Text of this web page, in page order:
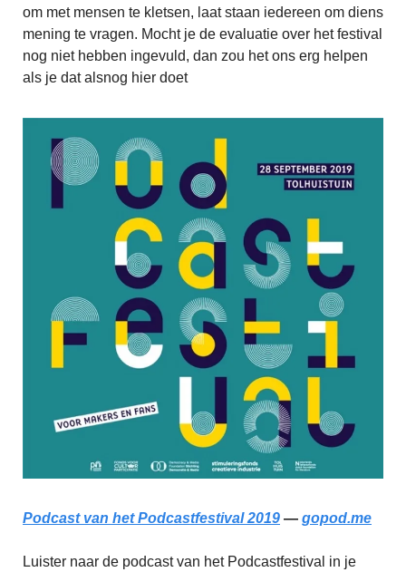
om met mensen te kletsen, laat staan iedereen om diens
mening te vragen. Mocht je de evaluatie over het festival
nog niet hebben ingevuld, dan zou het ons erg helpen
als je dat alsnog hier doet
Podcast van het Podcastfestival 2019 — gopod.me
Luister naar de podcast van het Podcastfestival in je